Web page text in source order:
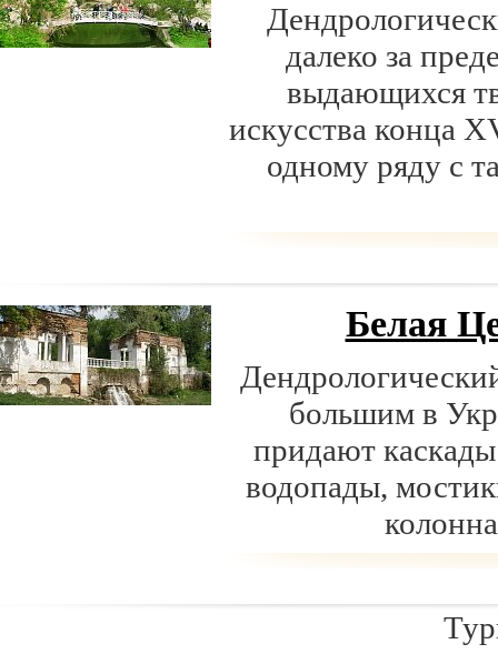
далеко за
выдающихся
искусства конца
одному ряду с
Белая
большим в
придают
водопады,